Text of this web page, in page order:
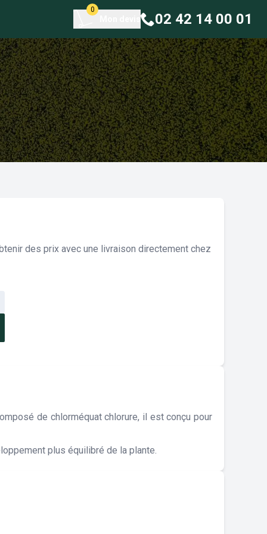
0
02 42 14 00 01
des prix avec une livraison directement chez
de chlorméquat chlorure, il est conçu pour
plus équilibré de la plante.